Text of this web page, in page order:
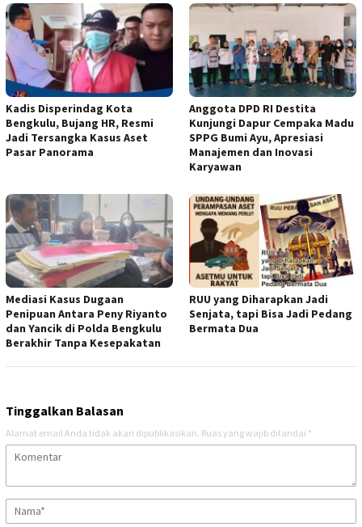
Kadis Disperindag Kota
Bengkulu, Bujang HR, Resmi
Jadi Tersangka Kasus Aset
Pasar Panorama
Anggota DPD RI Destita
Kunjungi Dapur Cempaka Madu
SPPG Bumi Ayu, Apresiasi
Manajemen dan Inovasi
Karyawan
Mediasi Kasus Dugaan
Penipuan Antara Peny Riyanto
dan Yancik di Polda Bengkulu
Berakhir Tanpa Kesepakatan
RUU yang Diharapkan Jadi
Senjata, tapi Bisa Jadi Pedang
Bermata Dua
Tinggalkan Balasan
Alamat email Anda tidak akan dipublikasikan. Ruas yang wajib ditandai *